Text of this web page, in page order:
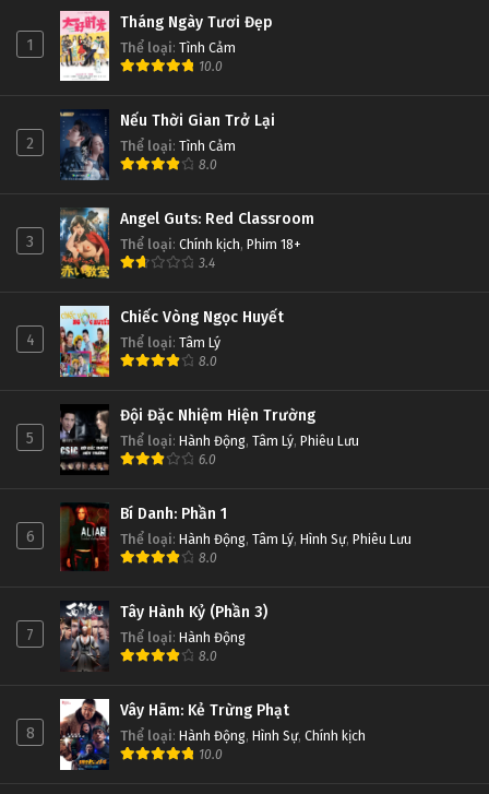
1
Tháng Ngày Tươi Đẹp
Thể loại: Tình Cảm
10.0
2
Nếu Thời Gian Trở Lại
Thể loại: Tình Cảm
8.0
3
Angel Guts: Red Classroom
Thể loại: Chính kịch, Phim 18+
3.4
4
Chiếc Vòng Ngọc Huyết
Thể loại: Tâm Lý
8.0
5
Đội Đặc Nhiệm Hiện Trường
Thể loại: Hành Động, Tâm Lý, Phiêu Lưu
6.0
6
Bí Danh: Phần 1
Thể loại: Hành Động, Tâm Lý, Hình Sự, Phiêu Lưu
8.0
7
Tây Hành Kỷ (Phần 3)
Thể loại: Hành Động
8.0
8
Vây Hãm: Kẻ Trừng Phạt
Thể loại: Hành Động, Hình Sự, Chính kịch
10.0